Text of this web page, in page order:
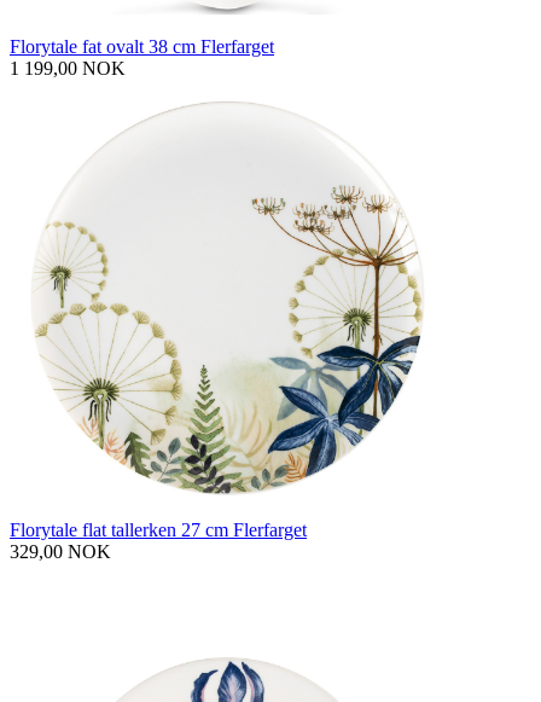
Florytale fat ovalt 38 cm Flerfarget
1 199,00 NOK
Florytale flat tallerken 27 cm Flerfarget
329,00 NOK